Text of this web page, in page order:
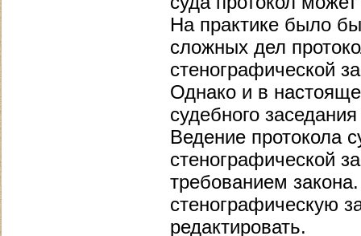
На практике было
сложных дел
стенографической
Однако и в
судебного
Ведение протокола
стенографической
требованием
стенографическую
редактировать.